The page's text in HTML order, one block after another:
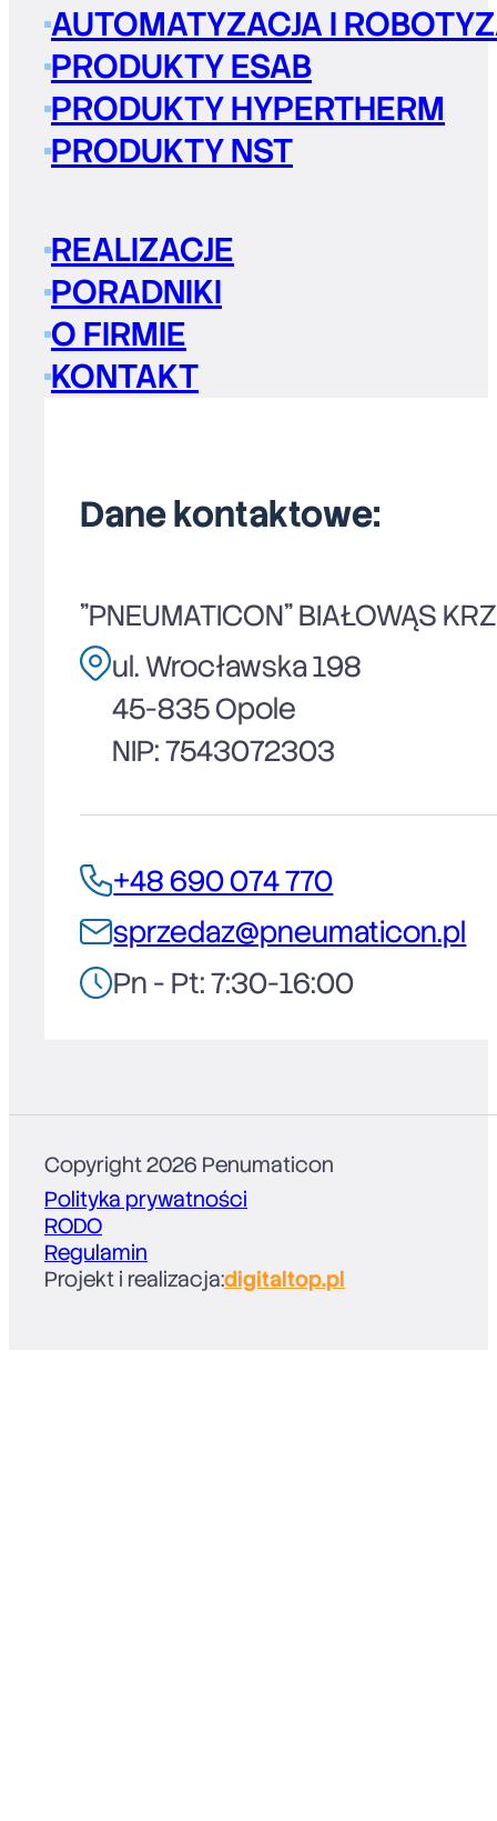
AUTOMATYZACJA I
PRODUKTY ESAB
PRODUKTY HYPERTHERM
PRODUKTY NST
REALIZACJE
PORADNIKI
O FIRMIE
KONTAKT
Dane kontaktowe:
"PNEUMATICON" BIAŁOWĄS
ul. Wrocławska 198
45-835 Opole
NIP: 7543072303
+48 690 074 770
sprzedaz@pneumaticon.pl
Pn - Pt: 7:30-16:00
Copyright 2026 Penumaticon
Polityka prywatności
RODO
Regulamin
Projekt i realizacja:digitaltop.pl